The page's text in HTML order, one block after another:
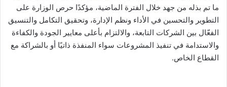
ما تم بذله من جهد خلال الفترة الماضية، مؤكدًا حرص الوزارة على
التطوير والتحسين في الأداء ونظم الإدارة، وتحقيق التكامل والتنسيق
الفعّال بين الشركات التابعة، والالتزام بأعلى معايير الجودة والكفاءة
والاستدامة في تنفيذ المشروعات سواء المنفذة ذاتيًا أو بالشراكة مع
القطاع الخاص.